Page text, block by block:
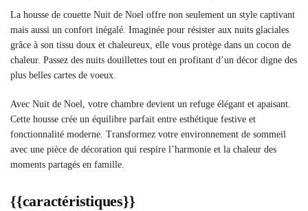
La housse de couette Nuit de Noel offre non seulement un style captivant
mais aussi un confort inégalé. Imaginée pour résister aux nuits glaciales
grâce à son tissu doux et chaleureux, elle vous protège dans un cocon de
chaleur. Passez des nuits douillettes tout en profitant d’un décor digne des
plus belles cartes de voeux.
Avec Nuit de Noel, votre chambre devient un refuge élégant et apaisant.
Cette housse crée un équilibre parfait entre esthétique festive et
fonctionnalité moderne. Transformez votre environnement de sommeil
avec une pièce de décoration qui respire l’harmonie et la chaleur des
moments partagés en famille.
{{caractéristiques}}